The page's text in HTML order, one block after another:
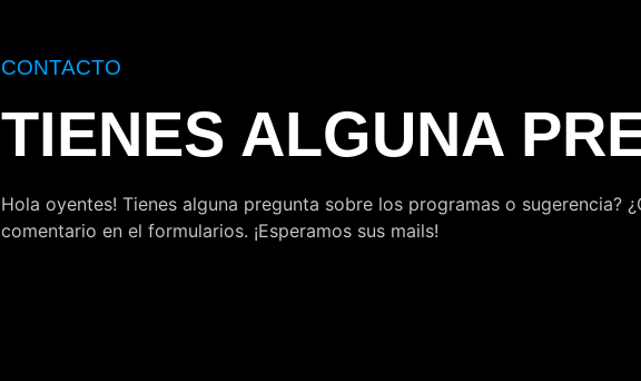
CONTACTO
TIENES ALGUNA
Hola oyentes! Tienes alguna pregunta sobre los programas o sugerencia?
comentario en el formularios. ¡Esperamos sus mails!